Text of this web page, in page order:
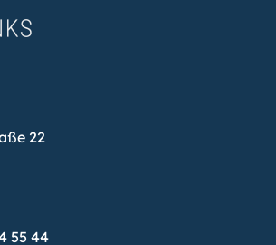
22
55 44